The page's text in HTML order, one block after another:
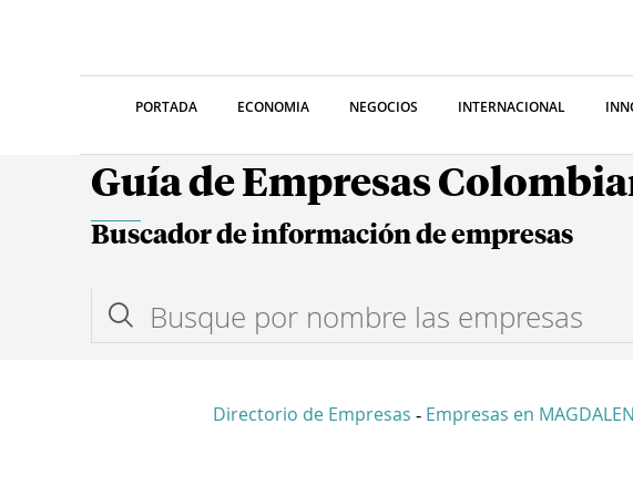
PORTADA ECONOMIA NEGOCIOS INTERNACIONAL
Guía de Empresas
Buscador de información de empresas
Directorio de Empresas - Empresas en